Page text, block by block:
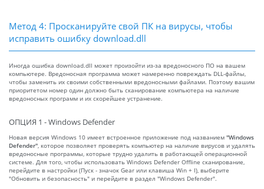
Метод 4: Просканируйте свой ПК на вирусы, чтобы
исправить ошибку download.dll
Иногда ошибка download.dll может произойти из-за вредоносного ПО на вашем
компьютере. Вредоносная программа может намеренно повреждать DLL-файлы,
чтобы заменить их своими собственными вредоносными файлами. Поэтому вашим
приоритетом номер один должно быть сканирование компьютера на наличие
вредоносных программ и их скорейшее устранение.
ОПЦИЯ 1 - Windows Defender
Новая версия Windows 10 имеет встроенное приложение под названием "Windows
Defender" , которое позволяет проверять компьютер на наличие вирусов и удалять
вредоносные программы, которые трудно удалить в работающей операционной
системе. Для того, чтобы использовать Windows Defender Offline сканирование,
перейдите в настройки (Пуск - значок Gear или клавиша Win + I), выберите
"Обновить и безопасность" и перейдите в раздел "Windows Defender".